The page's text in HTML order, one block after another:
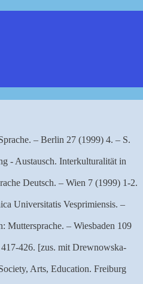
– Berlin 27 (1999) 4. – S.
- Austausch. Interkulturalität in
Deutsch. – Wien 7 (1999) 1-2.
Universitatis Vesprimiensis. –
Muttersprache. – Wiesbaden 109
426. [zus. mit Drewnowska-
Arts, Education. Freiburg